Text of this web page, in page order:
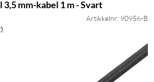
mm-kabel 1 m - Svart
Artikkelnr: 90956-B